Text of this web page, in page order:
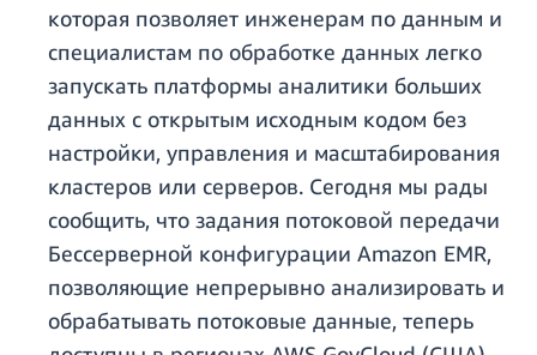
которая позволяет инженерам по данным и
специалистам по обработке данных легко
запускать платформы аналитики больших
данных с открытым исходным кодом без
настройки, управления и масштабирования
кластеров или серверов. Сегодня мы рады
сообщить, что задания потоковой передачи
Бессерверной конфигурации Amazon EMR,
позволяющие непрерывно анализировать и
обрабатывать потоковые данные, теперь